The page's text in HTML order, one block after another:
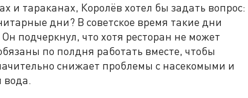
и тараканах, Королёв хотел бы задать вопрос:
дни? В советское время такие дни
подчеркнул, что хотя ресторан не может
по полдня работать вместе, чтобы
снижает проблемы с насекомыми и
вода.